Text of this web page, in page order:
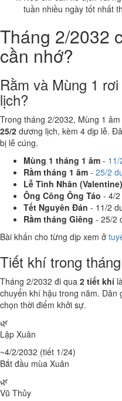
tuần nhiều ngày tốt nhất
Tháng 2/2032
cần nhớ?
Rằm và Mùng 1
lịch?
Trong tháng 2/2032, Mùng 1
25/2 dương lịch, kèm 4 dịp lễ.
bị lễ cúng.
Mùng 1 tháng 1 âm -
Rằm tháng 1 âm - 25/2
Lễ Tình Nhân (Valentine)
Ông Công Ông Táo - 4/
Tết Nguyên Đán - 11/2
Rằm tháng Giêng - 25/2
Bài khấn cho từng dịp xem ở
Tiết khí trong
Tháng 2/2032 đi qua 2 tiết khí
chuyển khí hậu trong năm.
chọn thời điểm khởi sự.
🌿
Lập Xuân
~4/2/2032 (tiết 1/24)
Bắt đầu mùa Xuân
🌿
Vũ Thủy